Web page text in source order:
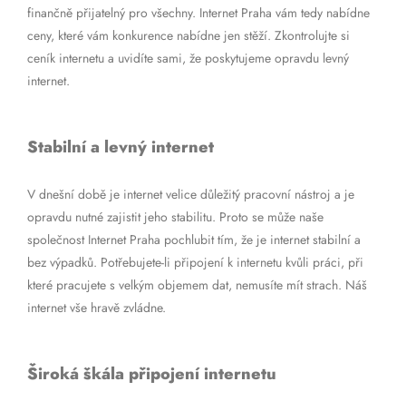
finančně přijatelný pro všechny. Internet Praha vám tedy nabídne
ceny, které vám konkurence nabídne jen stěží. Zkontrolujte si
ceník internetu a uvidíte sami, že poskytujeme opravdu levný
internet.
Stabilní a levný internet
V dnešní době je internet velice důležitý pracovní nástroj a je
opravdu nutné zajistit jeho stabilitu. Proto se může naše
společnost Internet Praha pochlubit tím, že je internet stabilní a
bez výpadků. Potřebujete-li připojení k internetu kvůli práci, při
které pracujete s velkým objemem dat, nemusíte mít strach. Náš
internet vše hravě zvládne.
Široká škála připojení internetu